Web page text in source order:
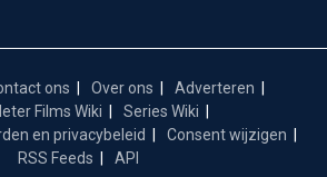
ons Over ons
Adverteren
Films Wiki
Series Wiki
en privacybeleid
Consent wijzigen
RSS Feeds
API